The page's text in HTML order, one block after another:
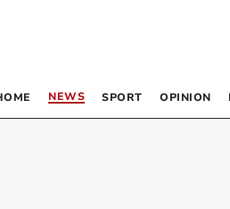
NEWS SPORT OPINION